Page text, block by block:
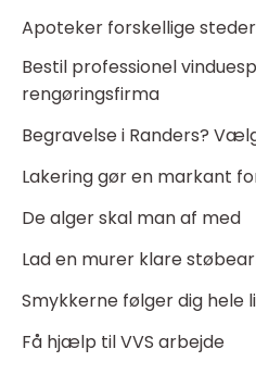
Apoteker forskellige steder
Bestil professionel
rengøringsfirma
Begravelse i Randers?
Lakering gør en markant
De alger skal man af med
Lad en murer klare
Smykkerne følger dig hele
Få hjælp til VVS arbejde